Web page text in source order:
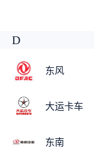
D
东风
大运卡车
东南